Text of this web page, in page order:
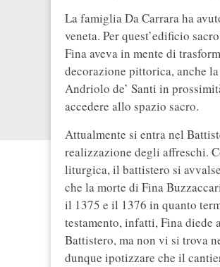
La famiglia Da Carrara ha
veneta. Per quest’edificio
Fina aveva in mente di
decorazione pittorica, anche
Andriolo de’ Santi in
accedere allo spazio sacro.
Attualmente si entra nel
realizzazione degli affreschi.
liturgica, il battistero si
che la morte di Fina
il 1375 e il 1376 in quanto
testamento, infatti, Fina diede
Battistero, ma non vi si trova
dunque ipotizzare che il